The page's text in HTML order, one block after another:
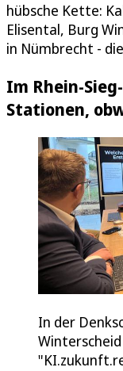
hübsche Kette:
Elisental, Burg
in Nümbrecht -
Im Rhein-
Stationen,
In der